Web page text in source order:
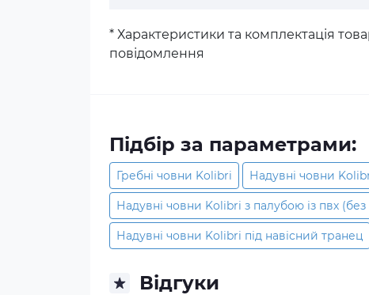
* Характеристики та комплектація
повідомлення
Підбір за параметрами:
Гребні човни Kolibri Надувні човни
Надувні човни Kolibri з палубою із пвх (без
Надувні човни Kolibri під навісний транец
Відгуки